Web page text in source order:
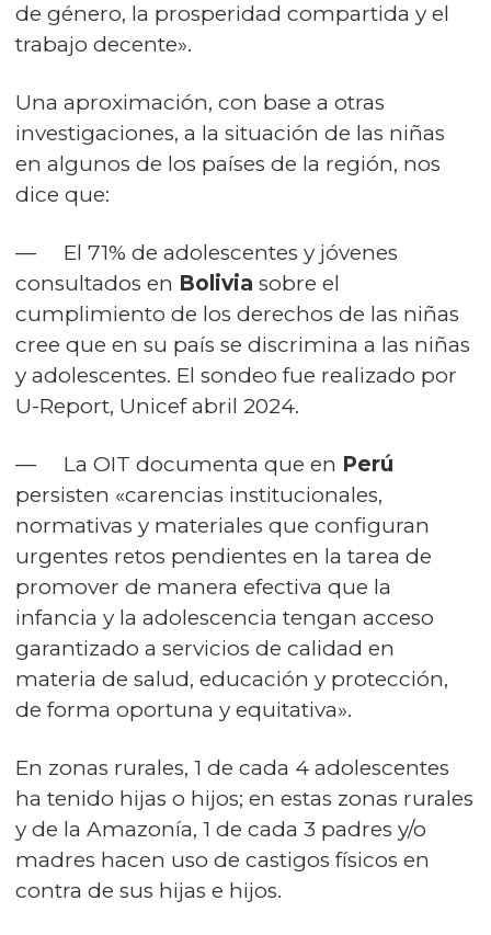
de género, la prosperidad compartida y el
trabajo decente».
Una aproximación, con base a otras
investigaciones, a la situación de las niñas
en algunos de los países de la región, nos
dice que:
— El 71% de adolescentes y jóvenes
consultados en Bolivia sobre el
cumplimiento de los derechos de las niñas
cree que en su país se discrimina a las niñas
y adolescentes. El sondeo fue realizado por
U-Report, Unicef abril 2024.
— La OIT documenta que en Perú
persisten «carencias institucionales,
normativas y materiales que configuran
urgentes retos pendientes en la tarea de
promover de manera efectiva que la
infancia y la adolescencia tengan acceso
garantizado a servicios de calidad en
materia de salud, educación y protección,
de forma oportuna y equitativa».
En zonas rurales, 1 de cada 4 adolescentes
ha tenido hijas o hijos; en estas zonas rurales
y de la Amazonía, 1 de cada 3 padres y/o
madres hacen uso de castigos físicos en
contra de sus hijas e hijos.